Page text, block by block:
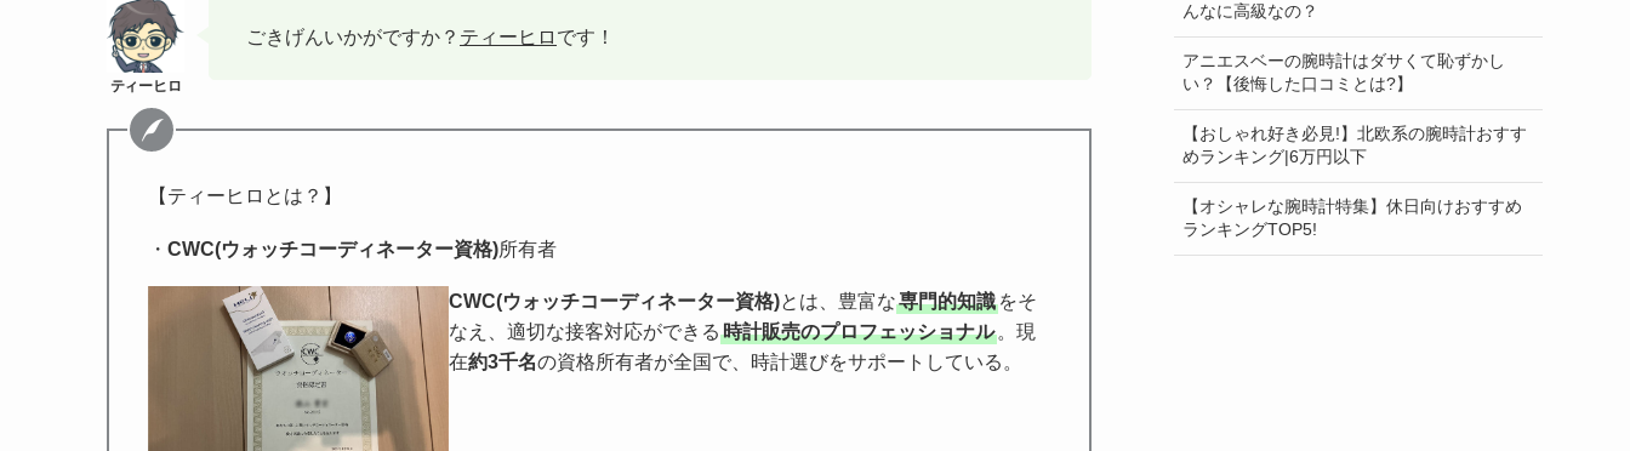
ごきげんいかがですか？ ティーヒロ です！
【ティーヒロとは？】
・ CWC(ウォッチコーディネーター資格)所有者
CWC(ウォッチコーディネーター資格)とは、豊富な専門的知識をそ
なえ、適切な接客対応ができる 時計販売のプロフェッショナル。現
在約3千名の資格所有者が全国で、時計選びをサポートしている。
んなに高級なの？
アニエスベーの腕時計はダサくて恥ずかし
い？【後悔した口コミとは?】
【おしゃれ好き必見!】北欧系の腕時計おすす
めランキング|6万円以下
【オシャレな腕時計特集】休日向けおすすめ
ランキングTOP5!